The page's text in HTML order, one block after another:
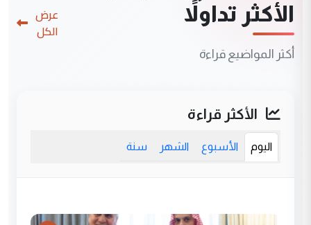
الأكثر تداولاً
أكثر المواضيع قراءة
عرض
الكل
الأكثر قراءة
اليوم الأسبوع الشهر سنة